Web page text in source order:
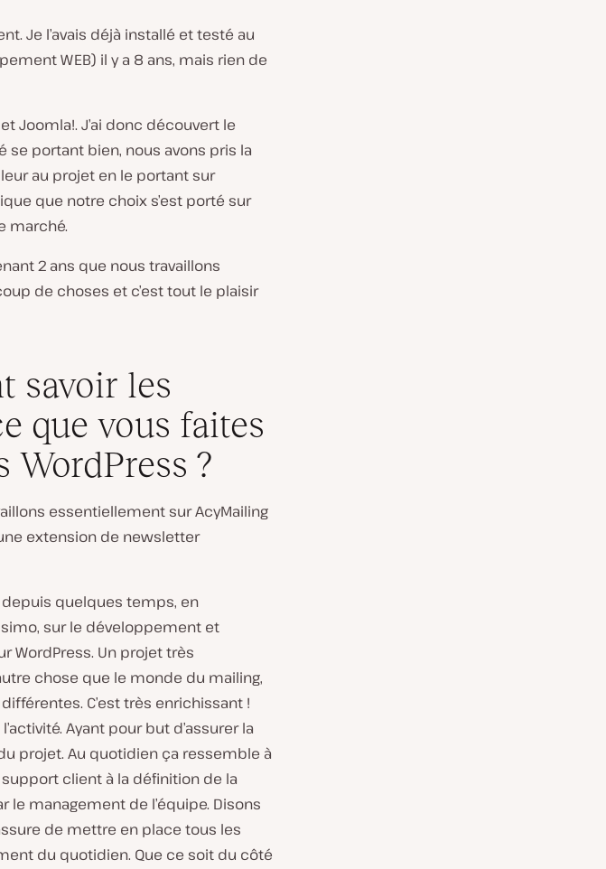
Je l’avais déjà installé et testé au
WEB) il y a 8 ans, mais rien de
Joomla!. J’ai donc découvert le
se portant bien, nous avons pris la
au projet en le portant sur
que notre choix s’est porté sur
marché.
2 ans que nous travaillons
de choses et c’est tout le plaisir
savoir les
que vous faites
WordPress ?
essentiellement sur AcyMailing
extension de newsletter
depuis quelques temps, en
sur le développement et
WordPress. Un projet très
chose que le monde du mailing,
C’est très enrichissant !
Ayant pour but d’assurer la
projet. Au quotidien ça ressemble à
client à la définition de la
management de l’équipe. Disons
de mettre en place tous les
du quotidien. Que ce soit du côté